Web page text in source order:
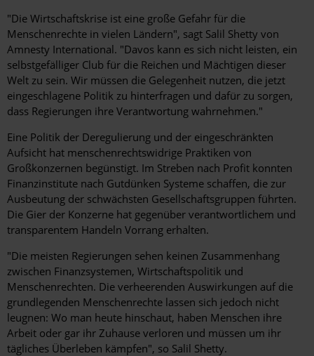
"Die Wirtschaftskrise ist eine große Gefahr für die
Menschenrechte in vielen Ländern", sagt Salil Shetty von
Amnesty International. "Davos kann es sich nicht leisten, ein
selbstgefälliger Club für die Reichen und Mächtigen dieser
Welt zu sein. Wir müssen die Gelegenheit nutzen, die jetzt
eingeschlagene Politik zu hinterfragen und dafür zu sorgen,
dass Regierungen ihre Verantwortung wahrnehmen."
Eine Politik der Deregulierung und der eingeschränkten
Aufsicht hat menschenrechtswidrige Praktiken von
Großkonzernen begünstigt. Im Streben nach Profit konnten
Finanzinstitute nach Gutdünken Systeme schaffen, die zur
Ausbeutung der schwächsten Gesellschaftsgruppen führten.
Die Gier der Konzerne hat gegenüber verantwortlichem und
transparentem Handeln Vorrang erhalten.
"Die meisten Regierungen sehen keinen Zusammenhang
zwischen Finanzsystemen, Wirtschaftspolitik und
Menschenrechten. Die verheerenden Auswirkungen auf die
grundlegenden Menschenrechte lassen sich jedoch nicht
leugnen: Wo man heute hinschaut, haben Menschen ihre
Arbeit oder gar ihr Zuhause verloren und müssen um ihr
tägliches Überleben kämpfen", so Salil Shetty.